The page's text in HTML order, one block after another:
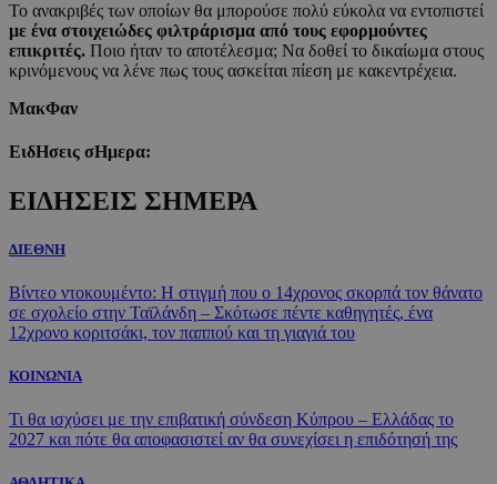
Το ανακριβές των οποίων θα μπορούσε πολύ εύκολα να εντοπιστεί
με ένα στοιχειώδες φιλτράρισμα από τους εφορμούντες
επικριτές. Ποιο ήταν το αποτέλεσμα; Να δοθεί το δικαίωμα στους
κρινόμενους να λένε πως τους ασκείται πίεση με κακεντρέχεια.
ΜακΦαν
ΕιδΗσεις σΗμερα:
ΕΙΔΗΣΕΙΣ ΣΗΜΕΡΑ
ΔΙΕΘΝΗ
Βίντεο ντοκουμέντο: Η στιγμή που ο 14χρονος σκορπά τον θάνατο
σε σχολείο στην Ταϊλάνδη – Σκότωσε πέντε καθηγητές, ένα
12χρονο κοριτσάκι, τον παππού και τη γιαγιά του
ΚΟΙΝΩΝΙΑ
Τι θα ισχύσει με την επιβατική σύνδεση Κύπρου – Ελλάδας το
2027 και πότε θα αποφασιστεί αν θα συνεχίσει η επιδότησή της